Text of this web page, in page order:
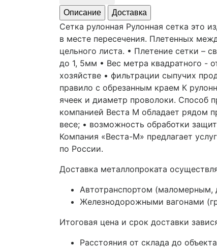
Описание Доставка
Сетка рулонная Рулонная сетка это
в месте пересечения. Плетенных
цельного листа. • Плетение сетки –
до 1, 5мм • Вес метра квадратного -
хозяйстве • фильтрации сыпучих
правило с обрезанным краем К
ячеек и диаметр проволоки. Способ
компанией Веста М обладает рядом
весе; • возможность обработки
Компания «Веста-М» предлагает
по России.
Доставка металлопроката
Автотранспортом (маломерным,
Железнодорожными вагонами
Итоговая цена и срок доставки
Расстояния от склада до объекта